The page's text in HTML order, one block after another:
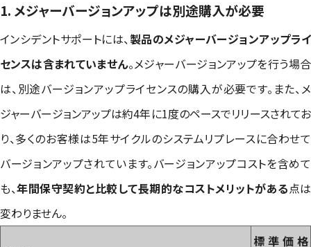
1. メジャーバージョンアップは別途購入が必要
インシデントサポートには、製品のメジャーバージョンアップライ
センスは含まれていません。メジャーバージョンアップを行う場合
は、別途バージョンアップライセンスの購入が必要です。また、メ
ジャーバージョンアップは約4年に1度のペースでリリースされてお
り、多くのお客様は5年サイクルのシステムリプレースに合わせて
バージョンアップされています。バージョンアップコストを含めて
も、年間保守契約と比較して長期的なコストメリットがある点は
変わりません。
標準価格